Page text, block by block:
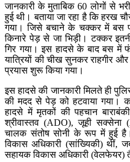
जानकारी के मुताबिक 60 लोगों से
हुई थी। बताया जा रहा है कि हरख
गया। जिसे बचाने के चक्कर में बस
किनारे पेड़ से जा भिड़ी। टक्कर
गिर गया। इस हादसे के बाद बस में
यात्रियों की चीख सुनकर राहगीर
प्रयास शुरू किया गया।
इस हादसे की जानकारी मिलते ही
की मदद से पेड़ को हटवाया गया।
हादसे में मृतकों की पहचान बाराबंकी
श्रीवास्तव (ADO), जूही
चालक संतोष सोनी के रूप में हुई
विकास अधिकारी (सांख्यिकी) थीं,
सहायक विकास अधिकारी (वेलफेयर)